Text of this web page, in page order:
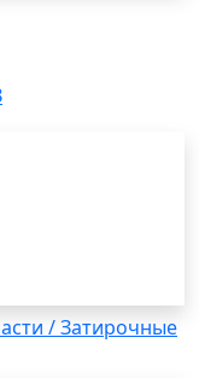
/ Затирочные